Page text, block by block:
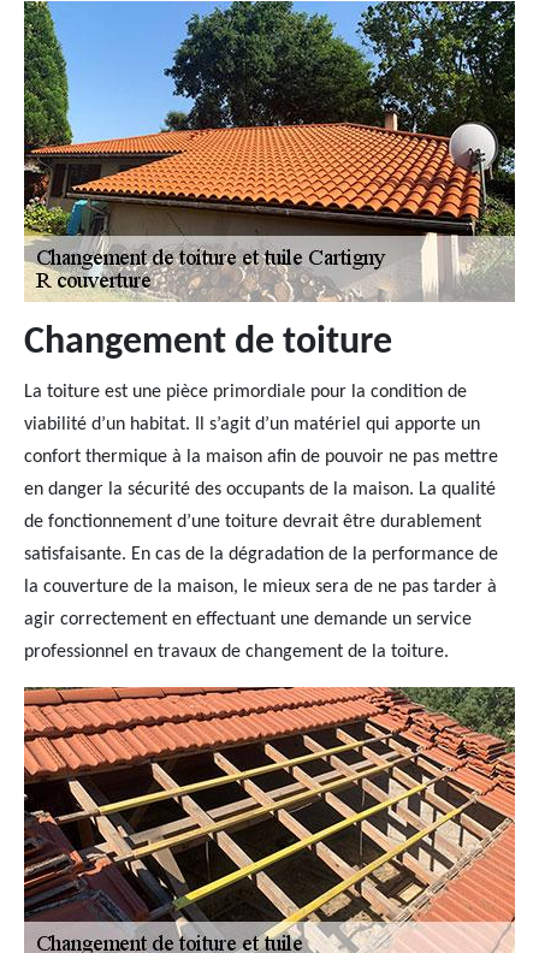
Changement de toiture
La toiture est une pièce primordiale pour la condition de
viabilité d’un habitat. Il s’agit d’un matériel qui apporte un
confort thermique à la maison afin de pouvoir ne pas mettre
en danger la sécurité des occupants de la maison. La qualité
de fonctionnement d’une toiture devrait être durablement
satisfaisante. En cas de la dégradation de la performance de
la couverture de la maison, le mieux sera de ne pas tarder à
agir correctement en effectuant une demande un service
professionnel en travaux de changement de la toiture.